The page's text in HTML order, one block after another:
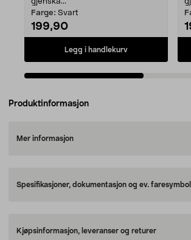
Farge: Svart
199,90
Legg i handlekurv
Produktinformasjon
Mer informasjon
Spesifikasjoner, dokumentasjon og ev.
Kjøpsinformasjon, leveranser og returer